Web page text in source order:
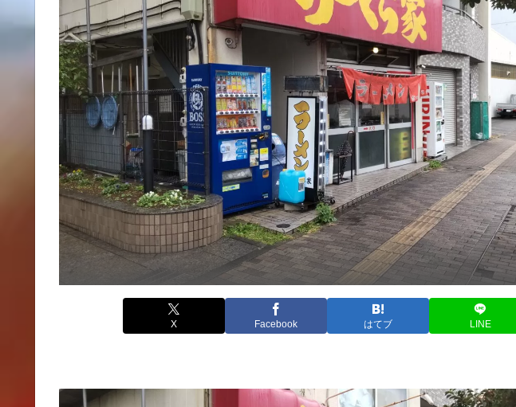
X Facebook はてブ LINE